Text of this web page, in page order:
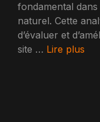
fondamental
naturel. Cette
d’évaluer et
site … Lire plus